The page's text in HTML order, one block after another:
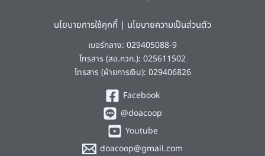
นโยบายการใช้คุกกี้ | นโยบายความเป็นส่วนตัว
เบอร์กลาง: 029405088-9
โทรสาร (สอ.กวก.): 025611502
โทรสาร (ฝ่ายการเงิน): 029406826
Facebook
@doacoop
Youtube
doacoop@gmail.com